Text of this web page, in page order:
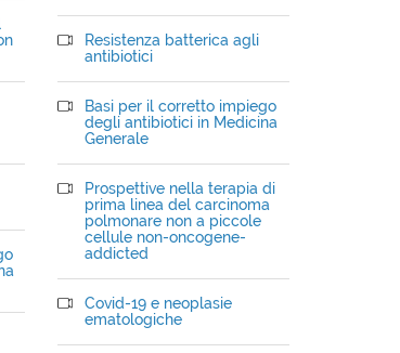
Resistenza batterica agli
antibiotici
Basi per il corretto impiego
degli antibiotici in Medicina
Generale
Prospettive nella terapia di
prima linea del carcinoma
polmonare non a piccole
cellule non-oncogene-
addicted
Covid-19 e neoplasie
ematologiche